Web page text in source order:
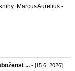
Marcus Aurelius -
... - [15.6. 2026]